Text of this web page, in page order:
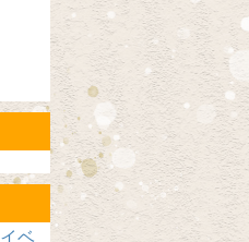
イベ